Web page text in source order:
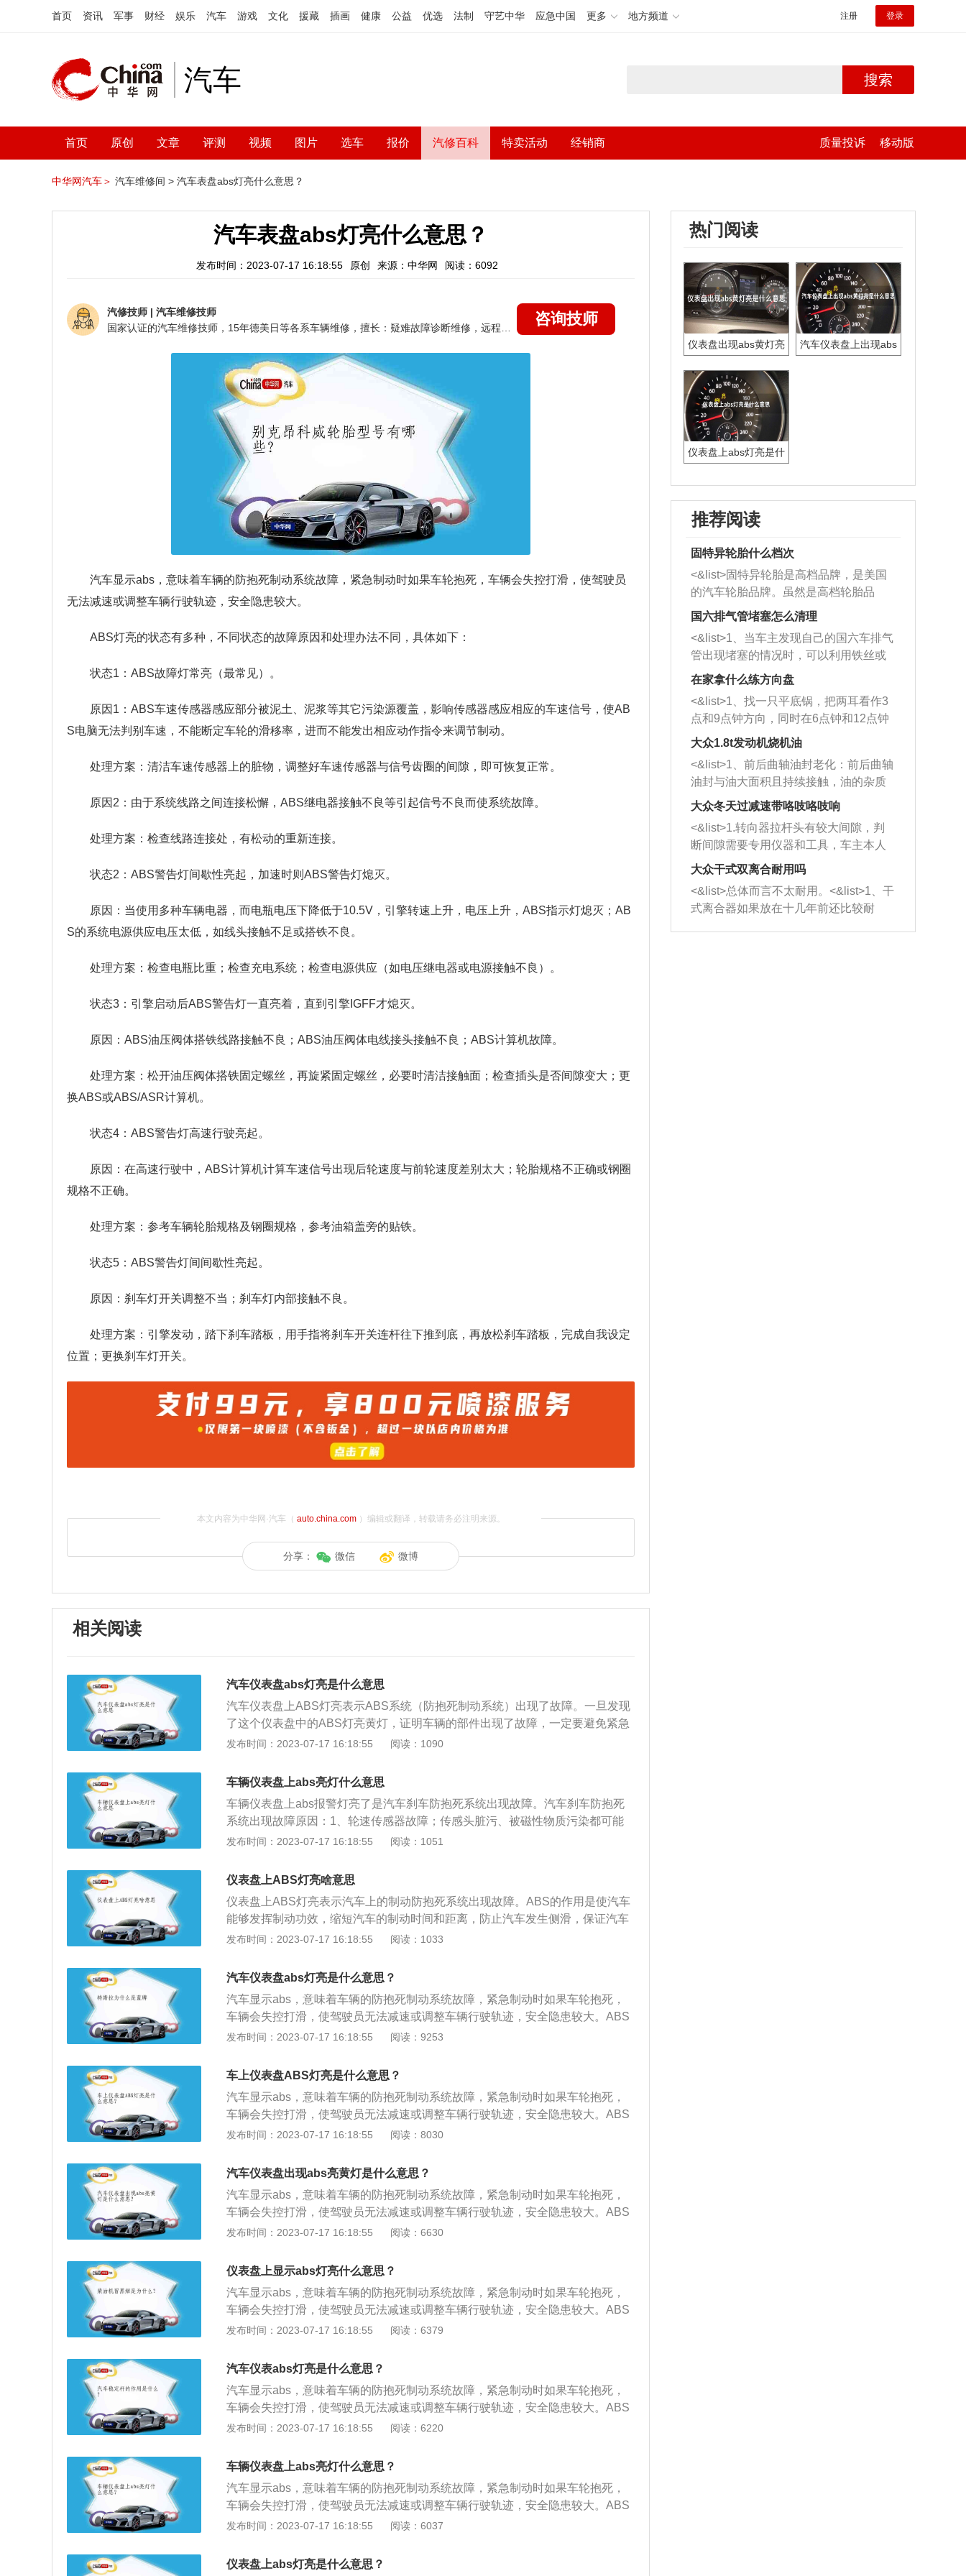
首页 资讯 军事 财经 娱乐 汽车 游戏 文化 援藏 插画 健康 公益 优选 法制 守艺中华 应急中国 更多 地方频道 注册 登录
汽车 搜索
首页 原创 文章 评测 视频 图片 选车 报价 汽修百科 特卖活动 经销商 质量投诉 移动版
中华网汽车＞ 汽车维修间 > 汽车表盘abs灯亮什么意思？
汽车表盘abs灯亮什么意思？
发布时间：2023-07-17 16:18:55 原创 来源：中华网 阅读：6092
汽修技师 | 汽车维修技师
咨询技师
汽车显示abs，意味着车辆的防抱死制动系统故障，紧急制动时如果车轮抱死，车辆会失控打滑，使驾驶员
无法减速或调整车辆行驶轨迹，安全隐患较大。
ABS灯亮的状态有多种，不同状态的故障原因和处理办法不同，具体如下：
状态1：ABS故障灯常亮（最常见）。
原因1：ABS车速传感器感应部分被泥土、泥浆等其它污染源覆盖，影响传感器感应相应的车速信号，使AB
S电脑无法判别车速，不能断定车轮的滑移率，进而不能发出相应动作指令来调节制动。
处理方案：清洁车速传感器上的脏物，调整好车速传感器与信号齿圈的间隙，即可恢复正常。
原因2：由于系统线路之间连接松懈，ABS继电器接触不良等引起信号不良而使系统故障。
处理方案：检查线路连接处，有松动的重新连接。
状态2：ABS警告灯间歇性亮起，加速时则ABS警告灯熄灭。
原因：当使用多种车辆电器，而电瓶电压下降低于10.5V，引擎转速上升，电压上升，ABS指示灯熄灭；AB
S的系统电源供应电压太低，如线头接触不足或搭铁不良。
处理方案：检查电瓶比重；检查充电系统；检查电源供应（如电压继电器或电源接触不良）。
状态3：引擎启动后ABS警告灯一直亮着，直到引擎IGFF才熄灭。
原因：ABS油压阀体搭铁线路接触不良；ABS油压阀体电线接头接触不良；ABS计算机故障。
处理方案：松开油压阀体搭铁固定螺丝，再旋紧固定螺丝，必要时清洁接触面；检查插头是否间隙变大；更
换ABS或ABS/ASR计算机。
状态4：ABS警告灯高速行驶亮起。
原因：在高速⾏驶中，ABS计算机计算车速信号出现后轮速度与前轮速度差别太大；轮胎规格不正确或钢圈
规格不正确。
处理方案：参考车辆轮胎规格及钢圈规格，参考油箱盖旁的贴铁。
状态5：ABS警告灯间间歇性亮起。
原因：刹车灯开关调整不当；刹车灯内部接触不良。
处理方案：引擎发动，踏下刹车踏板，用手指将刹车开关连杆往下推到底，再放松刹车踏板，完成自我设定
位置；更换刹车灯开关。
本文内容为中华网·汽车（ auto.china.com）编辑或翻译，转载请务必注明来源。
分享： 微信 微博
相关阅读
汽车仪表盘abs灯亮是什么意思
汽车仪表盘上ABS灯亮表示ABS系统（防抱死制动系统）出现了故障。一旦发现
了这个仪表盘中的ABS灯亮黄灯，证明车辆的部件出现了故障，一定要避免紧急
制动，还要逐渐把车辆的速度降下来。用尽量低的速度把这故障的车辆开到4S店
有很多原因，常见有以下这些：1、ABS的轮速传感器有出现脏污，或者是被损
坏引起，需要及时把轮速传感器清理干净，或者是彻底更换。2、ABS信号轮有
脏污或者是被损坏造成，需要及时清理信号轮或者是彻底更换轴承。3、ABS控
制单元被损坏，同样会造成故障灯被点亮，因此要及时更换控制单元。4、电源
电压处于不稳定的状态之中，就会导致ABS不能正常去工作，使得故障灯被点
能，缩短制动时间和距离；2、可有效防止紧急制动时车辆侧滑和甩尾，具有良
好的行驶稳定性；3、可在紧急制动时转向，具有良好的转向操纵性；4、可避免
轮胎与地面的剧烈摩擦减少轮胎的磨损。
发布时间：2023-07-17 16:18:55 阅读：1090
车辆仪表盘上abs亮灯什么意思
车辆仪表盘上abs报警灯亮了是汽车刹车防抱死系统出现故障。汽车刹车防抱死
系统出现故障原因：1、轮速传感器故障；传感头脏污、被磁性物质污染都可能
导致轮速传感器失效。解决办法：需要进行部件清理或更换。2、abs线路故障；
你的车跟没有装ABS系统的一样，车的制动效果会变差。解决办法：所以当ABS
灯亮起后，应该及时排除故障。3、abs泵、调压电磁阀故障；调压阀的额定压力
调整不当所致。解决办法：只需对调压阀的调整螺栓进行调整即可解决。4、abs
电脑故障；轮速传感器都是布置在车轮上的，容易被泥土覆盖到，从而影响到车
速信号的传递，导致abs电脑无法判断车速信号。解决办法：清理一下泥土覆盖
它污染源覆盖。解决办法：清洗传感器感应部分或去维修店进行清理。6、液压
调节装置不良。长期不换油及年久失修等，使油液污染严重，导致该阀卡死在常
开位置上(还有的擅自将此阀拆除)，于是回油控制器不起散热作用解决办法：更
时会自动控制制动器制动力的大小，使车轮不被抱死，处于边滚边滑的状态，以
止车轮锁死，使汽车在制动状态下仍能转向，保证汽车的制动方向稳定性，防止
产生侧滑和跑偏。
发布时间：2023-07-17 16:18:55 阅读：1051
仪表盘上ABS灯亮啥意思
仪表盘上ABS灯亮表示汽车上的制动防抱死系统出现故障。ABS的作用是使汽车
能够发挥制动功效，缩短汽车的制动时间和距离，防止汽车发生侧滑，保证汽车
在行驶过程中的稳定性保证车轮与地面的附着力达到最佳的状态。仪表盘上ABS
2、ABS信号轮损坏或者脏污，更换轴承。3、ABS线路由外力导致断路或者插头
进水虚接，维修导线以及插头连接。4、ABS控制单元损坏造成故障灯点亮，更
换控制单元。5、电源电压不稳定，ABS无法正常工作，导致故障灯点亮，检查
车辆供电系统。6、四轮定位不正确，车辆四轮转速和方向角度不一样，导致AB
S灯点亮，需要进行四轮定位。
发布时间：2023-07-17 16:18:55 阅读：1033
汽车仪表盘abs灯亮是什么意思？
汽车显示abs，意味着车辆的防抱死制动系统故障，紧急制动时如果车轮抱死，
车辆会失控打滑，使驾驶员无法减速或调整车辆行驶轨迹，安全隐患较大。ABS
灯亮的状态有多种，不同状态的故障原因和处理办法不同，具体如下：状态1：A
它污染源覆盖，影响传感器感应相应的车速信号，使ABS电脑无法判别车速，不
能断定车轮的滑移率，进而不能发出相应动作指令来调节制动。处理方案：清洁
车速传感器上的脏物，调整好车速传感器与信号齿圈的间隙，即可恢复正常。原
因2：由于系统线路之间连接松懈，ABS继电器接触不良等引起信号不良而使系
统故障。处理方案：检查线路连接处，有松动的重新连接。状态2：ABS警告灯
压下降低于10.5V，引擎转速上升，电压上升，ABS指示灯熄灭；ABS的系统电
源供应电压太低，如线头接触不足或搭铁不良。处理方案：检查电瓶比重；检查
充电系统；检查电源供应（如电压继电器或电源接触不良）。状态3：引擎启动
触不良；ABS油压阀体电线接头接触不良；ABS计算机故障。处理方案：松开油
变大；更换ABS或ABS/ASR计算机。状态4：ABS警告灯高速行驶亮起。原因：
在高速⾏驶中，ABS计算机计算车速信号出现后轮速度与前轮速度差别太大；轮
胎规格不正确或钢圈规格不正确。处理方案：参考车辆轮胎规格及钢圈规格，参
考油箱盖旁的贴铁。状态5：ABS警告灯间间歇性亮起。原因：刹车灯开关调整
车开关连杆往下推到底，再放松刹车踏板，完成自我设定位置；更换刹车灯开
发布时间：2023-07-17 16:18:55 阅读：9253
车上仪表盘ABS灯亮是什么意思？
汽车显示abs，意味着车辆的防抱死制动系统故障，紧急制动时如果车轮抱死，
车辆会失控打滑，使驾驶员无法减速或调整车辆行驶轨迹，安全隐患较大。ABS
灯亮的状态有多种，不同状态的故障原因和处理办法不同，具体如下：状态1：A
它污染源覆盖，影响传感器感应相应的车速信号，使ABS电脑无法判别车速，不
能断定车轮的滑移率，进而不能发出相应动作指令来调节制动。处理方案：清洁
车速传感器上的脏物，调整好车速传感器与信号齿圈的间隙，即可恢复正常。原
因2：由于系统线路之间连接松懈，ABS继电器接触不良等引起信号不良而使系
统故障。处理方案：检查线路连接处，有松动的重新连接。状态2：ABS警告灯
压下降低于10.5V，引擎转速上升，电压上升，ABS指示灯熄灭；ABS的系统电
源供应电压太低，如线头接触不足或搭铁不良。处理方案：检查电瓶比重；检查
充电系统；检查电源供应（如电压继电器或电源接触不良）。状态3：引擎启动
触不良；ABS油压阀体电线接头接触不良；ABS计算机故障。处理方案：松开油
变大；更换ABS或ABS/ASR计算机。状态4：ABS警告灯高速行驶亮起。原因：
在高速⾏驶中，ABS计算机计算车速信号出现后轮速度与前轮速度差别太大；轮
胎规格不正确或钢圈规格不正确。处理方案：参考车辆轮胎规格及钢圈规格，参
考油箱盖旁的贴铁。状态5：ABS警告灯间间歇性亮起。原因：刹车灯开关调整
车开关连杆往下推到底，再放松刹车踏板，完成自我设定位置；更换刹车灯开
关。
发布时间：2023-07-17 16:18:55 阅读：8030
汽车仪表盘出现abs亮黄灯是什么意思？
汽车显示abs，意味着车辆的防抱死制动系统故障，紧急制动时如果车轮抱死，
车辆会失控打滑，使驾驶员无法减速或调整车辆行驶轨迹，安全隐患较大。ABS
灯亮的状态有多种，不同状态的故障原因和处理办法不同，具体如下：状态1：A
它污染源覆盖，影响传感器感应相应的车速信号，使ABS电脑无法判别车速，不
能断定车轮的滑移率，进而不能发出相应动作指令来调节制动。处理方案：清洁
车速传感器上的脏物，调整好车速传感器与信号齿圈的间隙，即可恢复正常。原
因2：由于系统线路之间连接松懈，ABS继电器接触不良等引起信号不良而使系
统故障。处理方案：检查线路连接处，有松动的重新连接。状态2：ABS警告灯
压下降低于10.5V，引擎转速上升，电压上升，ABS指示灯熄灭；ABS的系统电
源供应电压太低，如线头接触不足或搭铁不良。处理方案：检查电瓶比重；检查
充电系统；检查电源供应（如电压继电器或电源接触不良）。状态3：引擎启动
触不良；ABS油压阀体电线接头接触不良；ABS计算机故障。处理方案：松开油
变大；更换ABS或ABS/ASR计算机。状态4：ABS警告灯高速行驶亮起。原因：
在高速⾏驶中，ABS计算机计算车速信号出现后轮速度与前轮速度差别太大；轮
胎规格不正确或钢圈规格不正确。处理方案：参考车辆轮胎规格及钢圈规格，参
考油箱盖旁的贴铁。状态5：ABS警告灯间间歇性亮起。原因：刹车灯开关调整
车开关连杆往下推到底，再放松刹车踏板，完成自我设定位置；更换刹车灯开
发布时间：2023-07-17 16:18:55 阅读：6630
仪表盘上显示abs灯亮什么意思？
汽车显示abs，意味着车辆的防抱死制动系统故障，紧急制动时如果车轮抱死，
车辆会失控打滑，使驾驶员无法减速或调整车辆行驶轨迹，安全隐患较大。ABS
灯亮的状态有多种，不同状态的故障原因和处理办法不同，具体如下：状态1：A
它污染源覆盖，影响传感器感应相应的车速信号，使ABS电脑无法判别车速，不
能断定车轮的滑移率，进而不能发出相应动作指令来调节制动。处理方案：清洁
车速传感器上的脏物，调整好车速传感器与信号齿圈的间隙，即可恢复正常。原
因2：由于系统线路之间连接松懈，ABS继电器接触不良等引起信号不良而使系
统故障。处理方案：检查线路连接处，有松动的重新连接。状态2：ABS警告灯
压下降低于10.5V，引擎转速上升，电压上升，ABS指示灯熄灭；ABS的系统电
源供应电压太低，如线头接触不足或搭铁不良。处理方案：检查电瓶比重；检查
充电系统；检查电源供应（如电压继电器或电源接触不良）。状态3：引擎启动
触不良；ABS油压阀体电线接头接触不良；ABS计算机故障。处理方案：松开油
变大；更换ABS或ABS/ASR计算机。状态4：ABS警告灯高速行驶亮起。原因：
发布时间：2023-07-17 16:18:55 阅读：6379
汽车仪表abs灯亮是什么意思？
汽车显示abs，意味着车辆的防抱死制动系统故障，紧急制动时如果车轮抱死，
车辆会失控打滑，使驾驶员无法减速或调整车辆行驶轨迹，安全隐患较大。ABS
灯亮的状态有多种，不同状态的故障原因和处理办法不同，具体如下：状态1：A
它污染源覆盖，影响传感器感应相应的车速信号，使ABS电脑无法判别车速，不
能断定车轮的滑移率，进而不能发出相应动作指令来调节制动。处理方案：清洁
车速传感器上的脏物，调整好车速传感器与信号齿圈的间隙，即可恢复正常。原
因2：由于系统线路之间连接松懈，ABS继电器接触不良等引起信号不良而使系
统故障。处理方案：检查线路连接处，有松动的重新连接。状态2：ABS警告灯
压下降低于10.5V，引擎转速上升，电压上升，ABS指示灯熄灭；ABS的系统电
发布时间：2023-07-17 16:18:55 阅读：6220
车辆仪表盘上abs亮灯什么意思？
汽车显示abs，意味着车辆的防抱死制动系统故障，紧急制动时如果车轮抱死，
车辆会失控打滑，使驾驶员无法减速或调整车辆行驶轨迹，安全隐患较大。ABS
灯亮的状态有多种，不同状态的故障原因和处理办法不同，具体如下：状态1：A
它污染源覆盖，影响传感器感应相应的车速信号，使ABS电脑无法判别车速，不
发布时间：2023-07-17 16:18:55 阅读：6037
仪表盘上abs灯亮是什么意思？
热门阅读
仪表盘出现abs黄灯亮
汽车仪表盘上出现abs
仪表盘上abs灯亮是什
推荐阅读
固特异轮胎什么档次
<&list>固特异轮胎是高档品牌，是美国
的汽车轮胎品牌。虽然是高档轮胎品
牌，但是中高低端的轮胎都有生产，这
也是为了更好的开拓市场。
国六排气管堵塞怎么清理
<&list>1、当车主发现自己的国六车排气
管出现堵塞的情况时，可以利用铁丝或
者是细棍，直接将杂物给取出来，如果
堵塞情况比较严重，也可以采取应急措
施。 <&list>2、直接利用木棍将所有的
杂物推到排气管里面的位置处，然后将
三元催化器拆解开，就可以将堵塞的东
西取出来。但如果是因为积碳过多引起
的堵塞，就需要将三元催化器泡在草酸
洗剂对堵塞的情况得到解决，将清洗剂
放在燃油箱中，与燃油混合后，车辆启
动时，就可以和汽油一起进入到燃烧
室，最后形成废气排出，就可以让三元
催化器得到清洗，排气管堵塞的情况就
能够得到解决。
在家拿什么练方向盘
<&list>1、找一只平底锅，把两耳看作3
点和9点钟方向，同时在6点钟和12点钟
方向做一个标记。 <&list>2、双手握住
一圈半的练习，往右同样也要打相同的
圈数。 <&list>3、最后强调要反复练
习，这样就可以形成肌肉记忆，在真实
驾驶车辆时，不需要记忆也能打好方
向。
大众1.8t发动机烧机油
<&list>1、前后曲轴油封老化：前后曲轴
油封与油大面积且持续接触，油的杂质
和发动机内持续温度变化使其密封效果
逐渐减弱，导致渗油或漏油。<&list>2、
活塞间隙过大：积碳会使活塞环与缸体
的间隙扩大，导致机油流入燃烧室中，
造成烧机油。<&list>3、机油粘度。使用
机油粘度过小的话，同样会有烧机油现
象，机油粘度过小具有很好的流动性，
大众冬天过减速带咯吱咯吱响
<&list>1.转向器拉杆头有较大间隙，判
断间隙需要专用仪器和工具，车主本人
无法制作，需要将车辆送到修理厂或4s
店；<&list>2.车辆半轴套管防尘罩破
裂，破裂后会出现漏油现象，使半轴磨
损严重，磨损的半轴容易损坏，产生异
响；<&list>3.稳定器的转向胶套和球头
大众干式双离合耐用吗
<&list>总体而言不太耐用。<&list>1、干
式离合器如果放在十几年前还比较耐